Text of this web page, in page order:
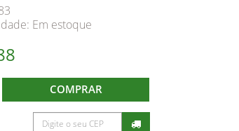
Em estoque
COMPRAR